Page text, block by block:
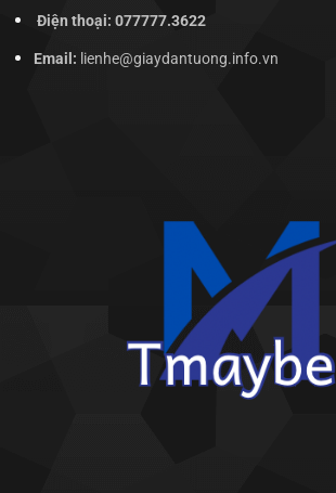
Điện thoại: 077777.3622
Email: lienhe@giaydantuong.info.vn